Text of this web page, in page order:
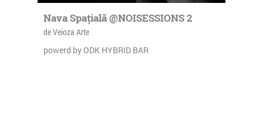
Nava Spațială @NOISESSIONS 2
de Veioza Arte
powerd by ODK HYBRID BAR